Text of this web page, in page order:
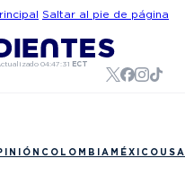
Saltar al pie de página
04:47:31 ECT
COLOMBIA MÉXICO USA